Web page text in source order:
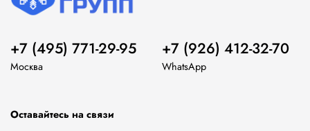
+7 (495) 771-29-95
Москва
+7 (926) 412-32-70
WhatsApp
Оставайтесь на связи